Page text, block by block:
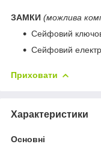
ЗАМКИ (можлива
Сейфовий
Сейфовий
Приховати
Характеристики
Основні